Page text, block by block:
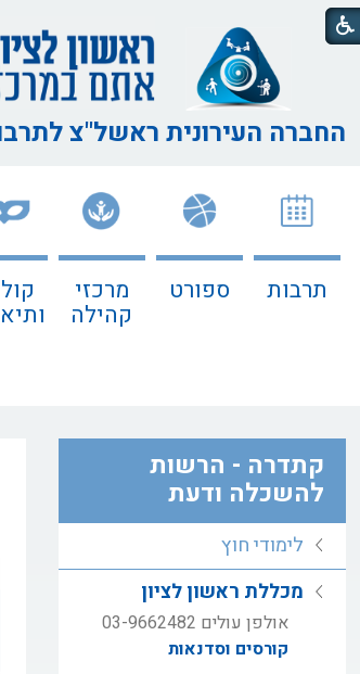
החברה העירונית ראשל"צ
תרבות ספורט מרכזי
קהילה
קתדרה - הרשות
להשכלה ודעת
לימודי חוץ
מכללת ראשון לציון
אולפן עולים 03-9662482
קורסים וסדנאות